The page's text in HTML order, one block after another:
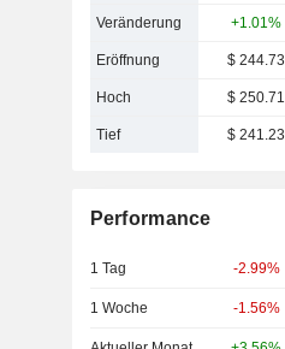
Veränderung +1.01%
Eröffnung $ 244.73
Hoch $ 250.71
Tief $ 241.23
Performance
1 Tag -2.99%
1 Woche -1.56%